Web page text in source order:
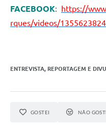
FACEBOOK: https://
rques/videos/
ENTREVISTA, REPORTAGEM E
GOSTEI NÃO